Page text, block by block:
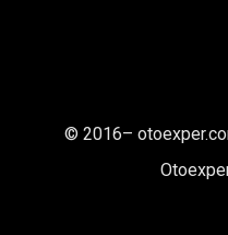
© 2016–